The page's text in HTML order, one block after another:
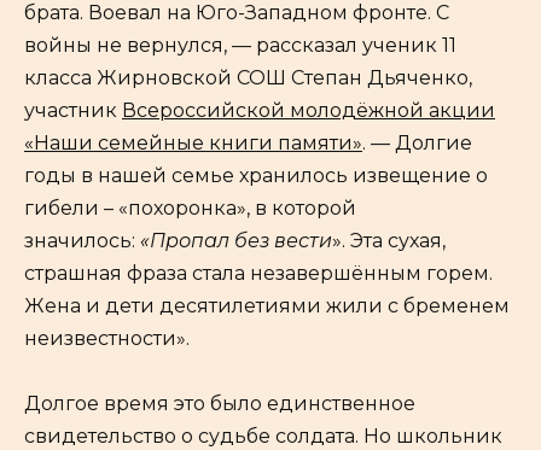
брата. Воевал на Юго-Западном фронте. С
войны не вернулся, — рассказал ученик 11
класса Жирновской СОШ Степан Дьяченко,
участник Всероссийской молодёжной акции
«Наши семейные книги памяти». — Долгие
годы в нашей семье хранилось извещение о
гибели – «похоронка», в которой
значилось: «Пропал без вести». Эта сухая,
страшная фраза стала незавершённым горем.
Жена и дети десятилетиями жили с бременем
неизвестности».
Долгое время это было единственное
свидетельство о судьбе солдата. Но школьник